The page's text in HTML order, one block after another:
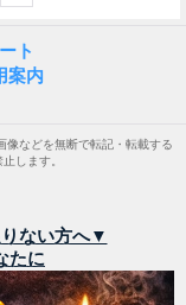
ト
案内
などを無断で転記・転載する
します。
ない方へ▼
たに